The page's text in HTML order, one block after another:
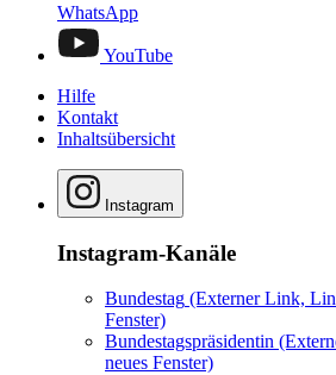
WhatsApp
YouTube
Hilfe
Kontakt
Inhaltsübersicht
Instagram
Instagram-Kanäle
Bundestag (Externer Link,
Fenster)
Bundestagspräsidentin
neues Fenster)